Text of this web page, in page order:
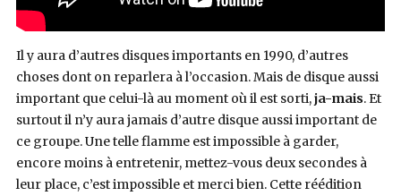
Il y aura d’autres disques importants en 1990, d’autres
choses dont on reparlera à l’occasion. Mais de disque aussi
important que celui-là au moment où il est sorti,ja-mais. Et
surtout il n’y aura jamais d’autre disque aussi important de
ce groupe. Une telle flamme est impossible à garder,
encore moins à entretenir, mettez-vous deux secondes à
leur place, c’est impossible et merci bien. Cette réédition